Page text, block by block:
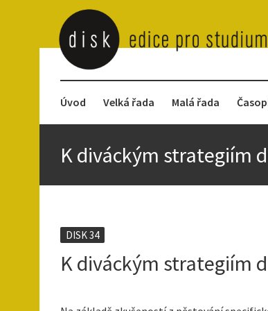
Úvod Velká řada Malá řada
K diváckým strategiím
DISK 34
K diváckým strategiím